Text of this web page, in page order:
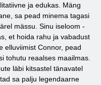
ja edukas. Mäng
sa pead minema tagasi
mässu. Sinu iseloom -
et hoida rahu ja vabadust
elluviimist Connor, pead
tohutu reaalses maailmas.
läbi kitsastel tänavatel
sa palju legendaarne